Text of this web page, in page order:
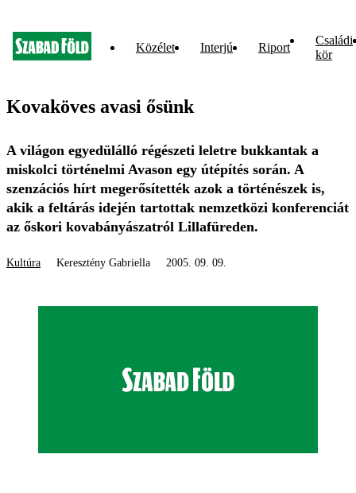
Közélet Interjú Riport
Családi
kör
Kovaköves avasi ősünk
A világon egyedülálló régészeti leletre bukkantak a
miskolci történelmi Avason egy útépítés során. A
szenzációs hírt megerősítették azok a történészek is,
akik a feltárás idején tartottak nemzetközi konferenciát
az őskori kovabányászatról Lillafüreden.
Kultúra Keresztény Gabriella 2005. 09. 09.